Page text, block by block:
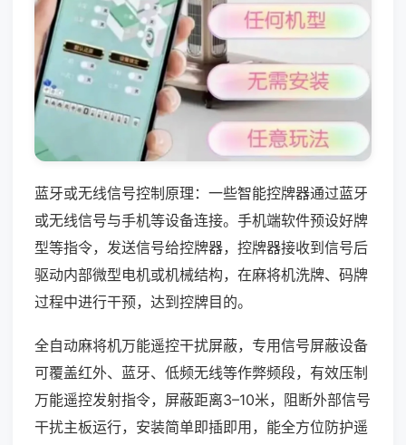
蓝牙或无线信号控制原理：一些智能控牌器通过蓝牙
或无线信号与手机等设备连接。手机端软件预设好牌
型等指令，发送信号给控牌器，控牌器接收到信号后
驱动内部微型电机或机械结构，在麻将机洗牌、码牌
过程中进行干预，达到控牌目的。
全自动麻将机万能遥控干扰屏蔽，专用信号屏蔽设备
可覆盖红外、蓝牙、低频无线等作弊频段，有效压制
万能遥控发射指令，屏蔽距离3–10米，阻断外部信号
干扰主板运行，安装简单即插即用，能全方位防护遥